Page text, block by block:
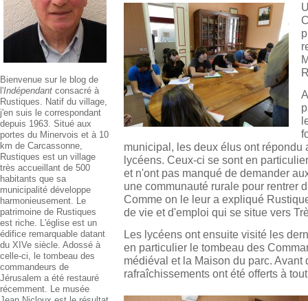
Bienvenue sur le blog de
l'Indépendant consacré à
Rustiques. Natif du village,
j'en suis le correspondant
depuis 1963. Situé aux
portes du Minervois et à 10
km de Carcassonne,
Rustiques est un village
très accueillant de 500
habitants que sa
municipalité développe
harmonieusement. Le
patrimoine de Rustiques
est riche. L'église est un
édifice remarquable datant
du XIVe siècle. Adossé à
celle-ci, le tombeau des
commandeurs de
Jérusalem a été restauré
récemment. Le musée
municipal, les deux élus ont
lycéens. Ceux-ci se sont en
et n'ont pas manqué de demander
une communauté rurale pour rentrer
Comme on le leur a expliqué
de vie et d'emploi qui se situe vers
Les lycéens ont ensuite visité les
en particulier le tombeau des
médiéval et la Maison du parc. Avant
rafraîchissements ont été offerts à